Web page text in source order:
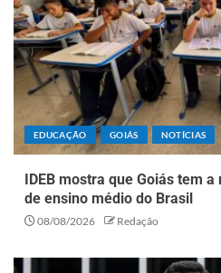
EDUCAÇÃO GOIÁS NOTÍCIAS
IDEB mostra que Goiás tem
de ensino médio do Brasil
08/08/2026 Redação